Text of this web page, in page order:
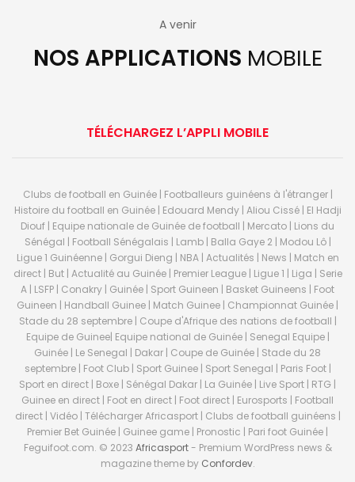
A venir
NOS APPLICATIONS MOBILE
TÉLÉCHARGEZ L’APPLI MOBILE
Clubs de football en Guinée | Footballeurs guinéens à l'étranger |
Histoire du football en Guinée | Edouard Mendy | Aliou Cissé | El Hadji
Diouf | Equipe nationale de Guinée de football | Mercato | Lions du
Sénégal | Football Sénégalais | Lamb | Balla Gaye 2 | Modou Lô |
Ligue 1 Guinéenne | Gorgui Dieng | NBA | Actualités | News | Match en
direct | But | Actualité au Guinée | Premier League | Ligue 1 | Liga | Serie
A | LSFP | Conakry | Guinée | Sport Guineen | Basket Guineens | Foot
Guineen | Handball Guinee | Match Guinee | Championnat Guinée |
Stade du 28 septembre | Coupe d'Afrique des nations de football |
Equipe de Guinee| Equipe national de Guinée | Senegal Equipe |
Guinée | Le Senegal | Dakar | Coupe de Guinée | Stade du 28
septembre | Foot Club | Sport Guinee | Sport Senegal | Paris Foot |
Sport en direct | Boxe | Sénégal Dakar | La Guinée | Live Sport | RTG |
Guinee en direct | Foot en direct | Foot direct | Eurosports | Football
direct | Vidéo | Télécharger Africasport | Clubs de football guinéens |
Premier Bet Guinée | Guinee game | Pronostic | Pari foot Guinée |
Feguifoot.com. © 2023 Africasport- Premium WordPress news &
magazine theme by Confordev.